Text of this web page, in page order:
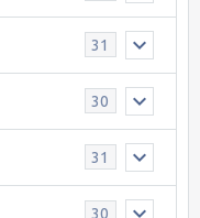
31
30
31
30